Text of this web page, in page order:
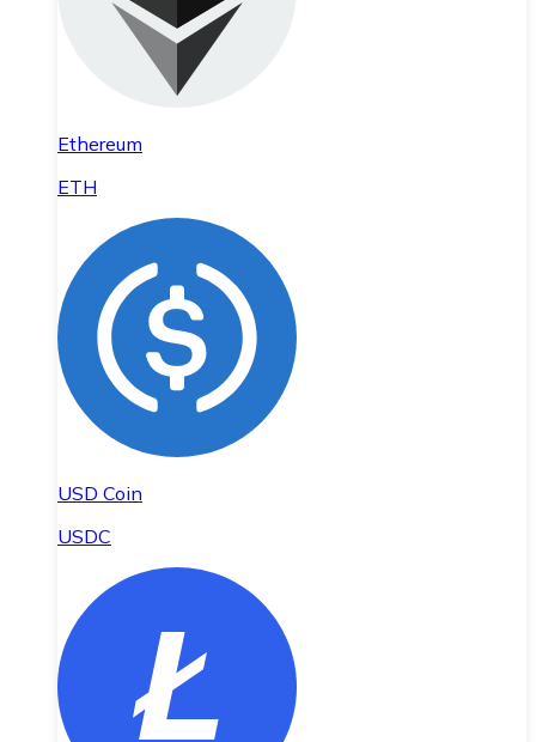
Ethereum
ETH
USD Coin
USDC